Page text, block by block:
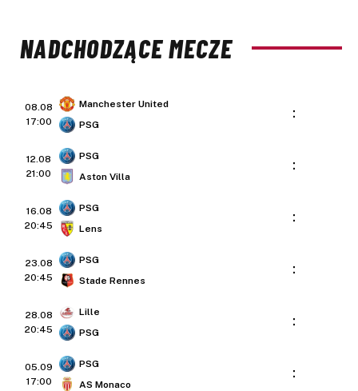
NADCHODZĄCE MECZE
08.08
17:00
Manchester United
PSG
:
12.08
21:00
PSG
Aston Villa
:
16.08
20:45
PSG
Lens
:
23.08
20:45
PSG
Stade Rennes
:
28.08
20:45
Lille
PSG
:
05.09
17:00
PSG
AS Monaco
: